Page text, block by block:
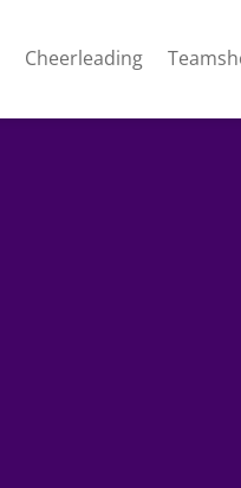
Cheerleading